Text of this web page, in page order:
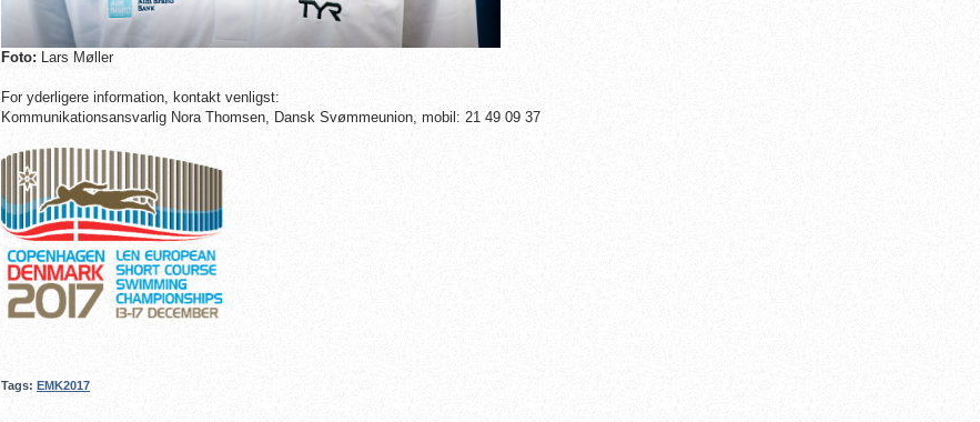
Foto: Lars Møller
For yderligere information, kontakt venligst:
Kommunikationsansvarlig Nora Thomsen, Dansk Svømmeunion, mobil: 21 49 09 37
Tags: EMK2017